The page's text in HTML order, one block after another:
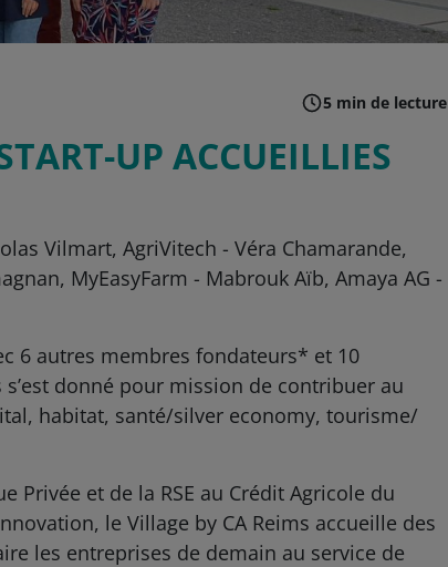
5 min de lecture
UP ACCUEILLIES
Vilmart, AgriVitech - Véra Chamarande,
MyEasyFarm - Mabrouk Aïb, Amaya AG -
6 autres membres fondateurs* et 10
donné pour mission de contribuer au
habitat, santé/silver economy, tourisme/
Privée et de la RSE au Crédit Agricole du
le Village by CA Reims accueille des
les entreprises de demain au service de